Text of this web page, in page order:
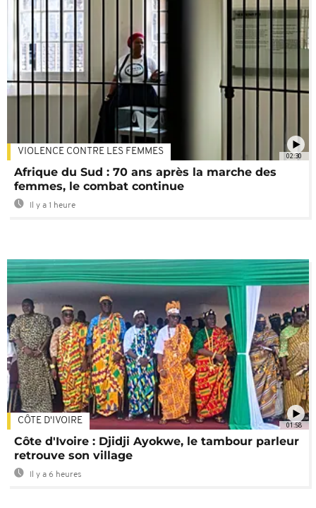
02:30
VIOLENCE CONTRE LES FEMMES
Afrique du Sud : 70 ans après la marche des
femmes, le combat continue
Il y a 1 heure
01:58
CÔTE D'IVOIRE
Côte d'Ivoire : Djidji Ayokwe, le tambour parleur
retrouve son village
Il y a 6 heures